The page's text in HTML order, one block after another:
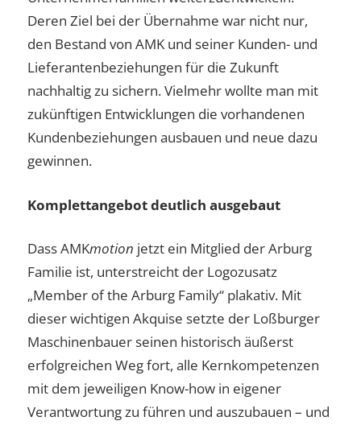
Deren Ziel bei der Übernahme war nicht nur,
den Bestand von AMK und seiner Kunden- und
Lieferantenbeziehungen für die Zukunft
nachhaltig zu sichern. Vielmehr wollte man mit
zukünftigen Entwicklungen die vorhandenen
Kundenbeziehungen ausbauen und neue dazu
gewinnen.
Komplettangebot deutlich ausgebaut
Dass AMKmotion jetzt ein Mitglied der Arburg
Familie ist, unterstreicht der Logozusatz
„Member of the Arburg Family“ plakativ. Mit
dieser wichtigen Akquise setzte der Loßburger
Maschinenbauer seinen historisch äußerst
erfolgreichen Weg fort, alle Kernkompetenzen
mit dem jeweiligen Know-how in eigener
Verantwortung zu führen und auszubauen – und